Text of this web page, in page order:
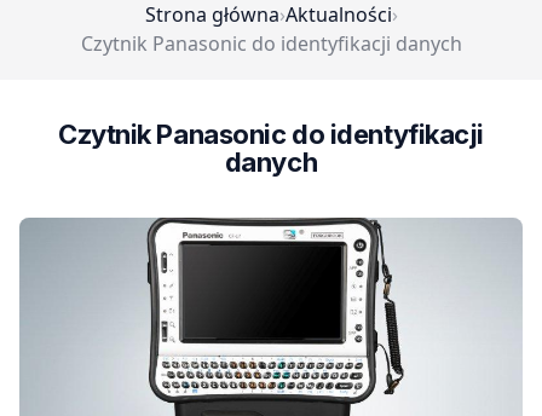
Strona główna›Aktualności›
Czytnik Panasonic do identyfikacji danych
Czytnik Panasonic do identyfikacji
danych